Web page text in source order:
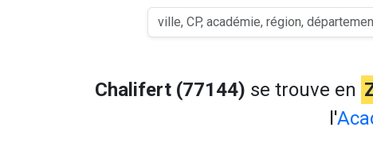
Chalifert (77144) se trouve en
l'